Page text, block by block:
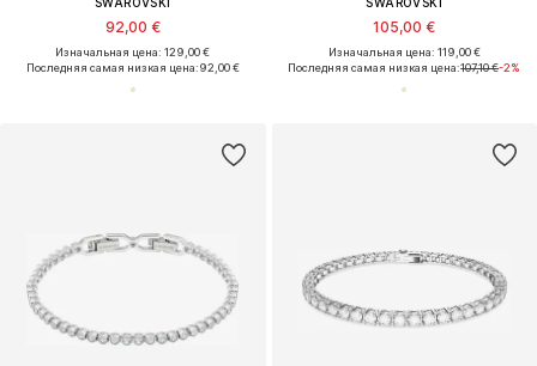
92,00 €
Изначальная цена: 129,00 €
Последняя самая низкая цена:92,00 €
105,00 €
Изначальная цена: 119,00 €
Последняя самая низкая цена:107,10 €-2%